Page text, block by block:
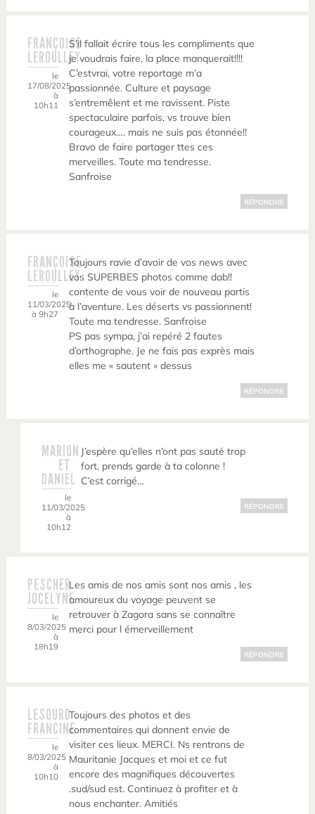
FRANÇOISE
LEROULLEY
le
17/08/2025
à
10h11
S’il fallait écrire tous les compliments que
je voudrais faire, la place manquerait!!!!
C’estvrai, votre reportage m’a
passionnée. Culture et paysage
s’entremêlent et me ravissent. Piste
spectaculaire parfois, vs trouve bien
courageux…. mais ne suis pas étonnée!!
Bravo de faire partager ttes ces
merveilles. Toute ma tendresse.
Sanfroise
RÉPONDRE
FRANÇOISE
LEROULLEY
le
11/03/2025
à 9h27
Toujours ravie d’avoir de vos news avec
vos SUPERBES photos comme dab!!
contente de vous voir de nouveau partis
à l’aventure. Les déserts vs passionnent!
Toute ma tendresse. Sanfroise
PS pas sympa, j’ai repéré 2 fautes
d’orthographe. Je ne fais pas exprès mais
elles me « sautent » dessus
RÉPONDRE
MARION
ET
DANIEL
le
11/03/2025
à
10h12
J’espère qu’elles n’ont pas sauté trop
fort, prends garde à ta colonne !
C’est corrigé…
RÉPONDRE
PESCHER
JOCELYNE
le
8/03/2025
à
18h19
Les amis de nos amis sont nos amis , les
amoureux du voyage peuvent se
retrouver à Zagora sans se connaître
merci pour l émerveillement
RÉPONDRE
LESOURD
FRANCINE
le
8/03/2025
à
10h10
Toujours des photos et des
commentaires qui donnent envie de
visiter ces lieux. MERCI. Ns rentrons de
Mauritanie Jacques et moi et ce fut
encore des magnifiques découvertes
.sud/sud est. Continuez à profiter et à
nous enchanter. Amitiés